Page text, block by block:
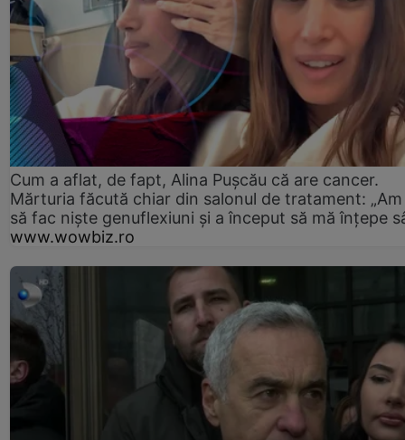
Cum a aflat, de fapt, Alina Pușcău că are cancer.
Mărturia făcută chiar din salonul de tratament:
să fac niște genuflexiuni și a început să mă înțepe
www.wowbiz.ro